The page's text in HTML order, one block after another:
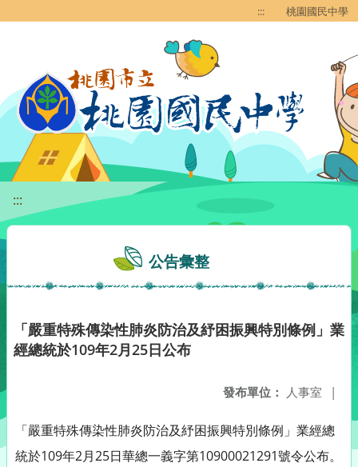
::: 桃園國民中學
:::
公告彙整
「嚴重特殊傳染性肺炎防治及紓困振興特別條例」業
經總統於109年2月25日公布
發布單位： 人事室 |
「嚴重特殊傳染性肺炎防治及紓困振興特別條例」業經總
統於109年2月25日華總一義字第10900021291號令公布。